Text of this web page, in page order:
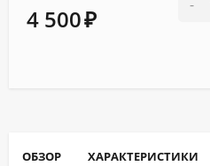
4 500₽
-
ОБЗОР ХАРАКТЕРИСТИКИ